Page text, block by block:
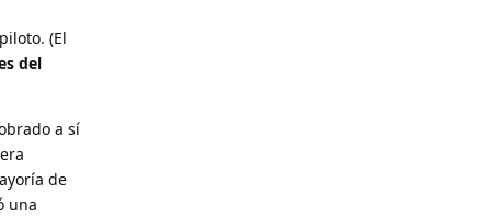
(El
del
a sí
de
una